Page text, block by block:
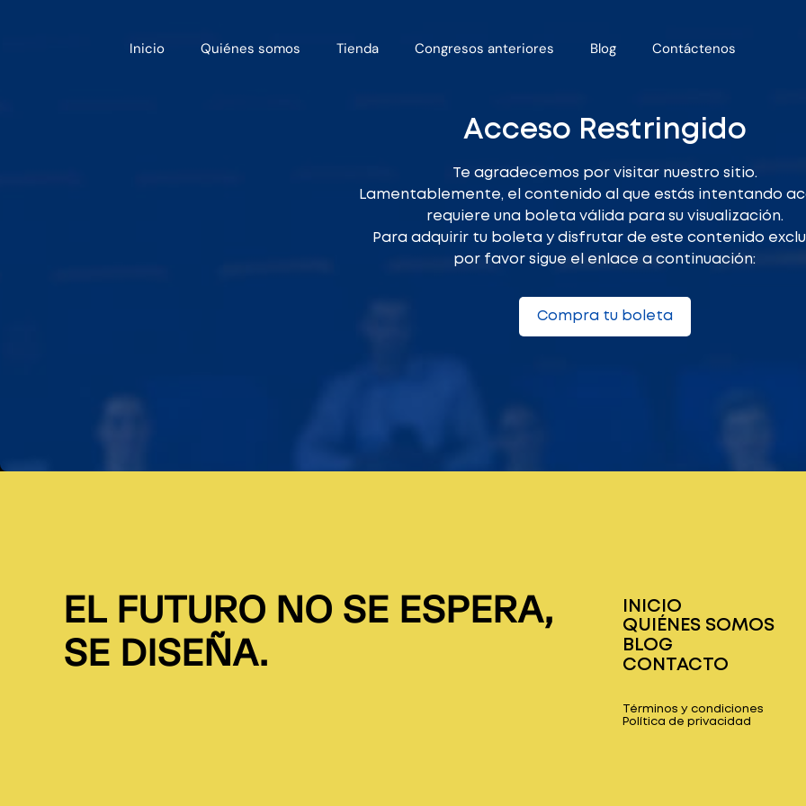
Inicio Quiénes somos Tienda Congresos anteriores Blog Contáctenos
Acceso Restringido
Te agradecemos por visitar nuestro sitio.
Lamentablemente, el contenido al que estás intentando
requiere una boleta válida para su visualización.
Para adquirir tu boleta y disfrutar de este contenido
por favor sigue el enlace a continuación:
Compra tu boleta
EL FUTURO NO SE ESPERA,
SE DISEÑA.
INICIO
QUIÉNES SOMOS
BLOG
CONTACTO
Términos y condiciones
Política de privacidad